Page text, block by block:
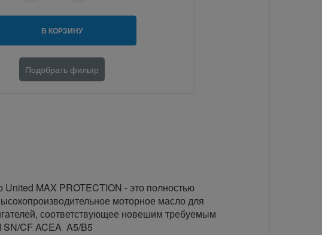
В КОРЗИНУ
Подобрать фильтр
MAX PROTECTION - это полностью
моторное масло для
соответствующее новешим требуемым
SN/CF ACEA A5/B5